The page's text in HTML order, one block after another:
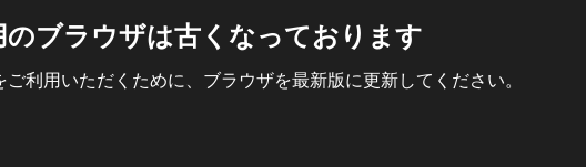
ブラウザは古くなっております
利用いただくために、ブラウザを最新版に更新してください。